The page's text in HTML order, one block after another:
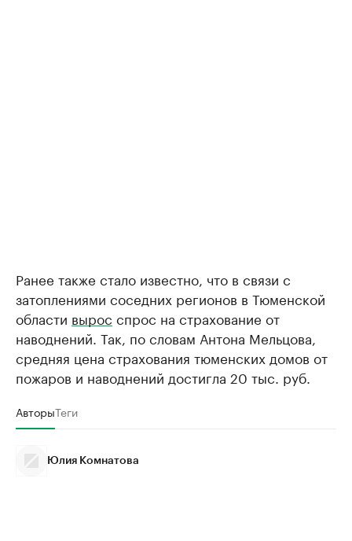
Ранее также стало известно, что в связи с
затоплениями соседних регионов в Тюменской
области вырос спрос на страхование от
наводнений. Так, по словам Антона Мельцова,
средняя цена страхования тюменских домов от
пожаров и наводнений достигла 20 тыс. руб.
АвторыТеги
Юлия Комнатова